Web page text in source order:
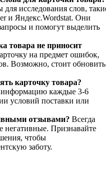
исследования слов,
и Яндекс.Wordstat. Они
и помогут выделить
товара не приносит
на предмет ошибок,
Возможно, стоит обновить
карточку товара?
информацию каждые 3-6
условий поставки или
отзывами? Всегда
негативные. Признавайте
чтобы
заботу.